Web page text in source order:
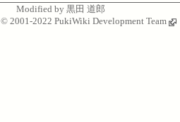
Modified by黒田 道郎
© 2001-2022PukiWiki Development Team